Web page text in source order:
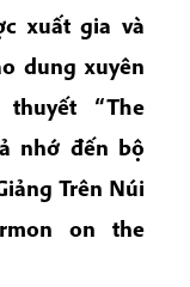
xuất gia và
dung xuyên
“The
nhớ đến bộ
Trên Núi
on the